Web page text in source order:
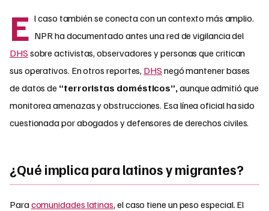
E l caso también se conecta con un contexto más amplio.
NPR ha documentado antes una red de vigilancia del
DHS sobre activistas, observadores y personas que critican
sus operativos. En otros reportes, DHS negó mantener bases
de datos de “terroristas domésticos”, aunque admitió que
monitorea amenazas y obstrucciones. Esa línea oficial ha sido
cuestionada por abogados y defensores de derechos civiles.
¿Qué implica para latinos y migrantes?
Paracomunidades latinas, el caso tiene un peso especial. El